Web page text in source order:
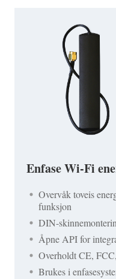
Enfase Wi-Fi
Overvåk toveis
funksjon
DIN-
Åpne API for
Overholdt CE,
Brukes i